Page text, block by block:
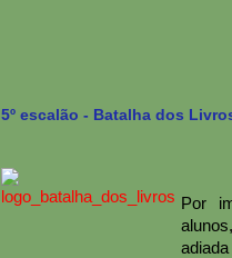
5º escalão - Batalha dos
Por